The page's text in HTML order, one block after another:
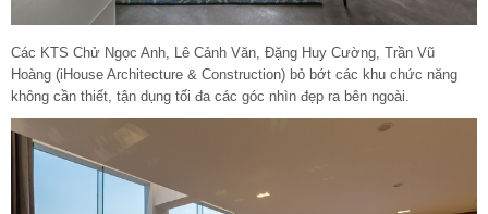
Các KTS Chử Ngọc Anh, Lê Cảnh Văn, Đặng Huy Cường, Trần Vũ
Hoàng (iHouse Architecture & Construction) bỏ bớt các khu chức năng
không cần thiết, tận dụng tối đa các góc nhìn đẹp ra bên ngoài.